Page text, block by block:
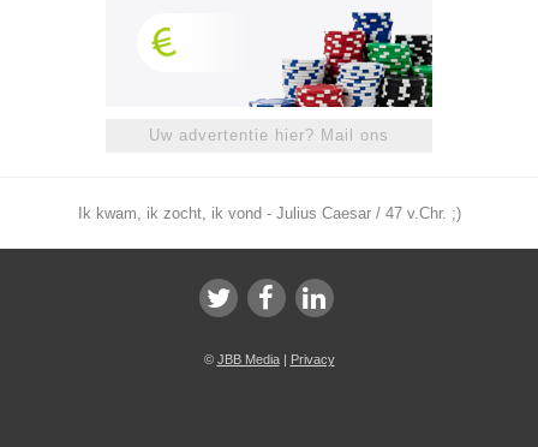
Uw advertentie hier? Mail ons
Ik kwam, ik zocht, ik vond - Julius Caesar / 47 v.Chr. ;)
© JBB Media| Privacy